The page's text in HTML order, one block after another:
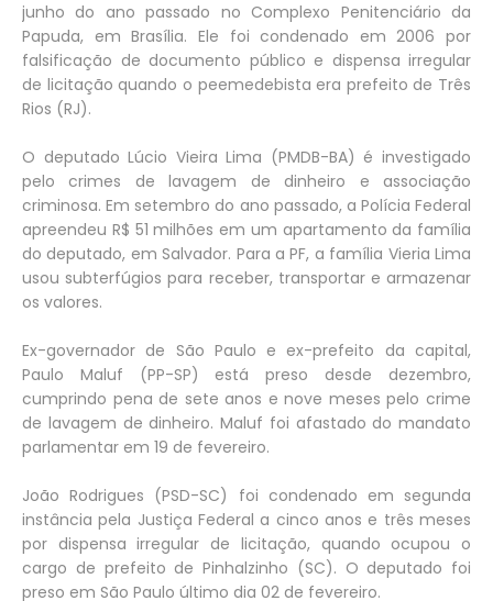
junho do ano passado no Complexo Penitenciário da
Papuda, em Brasília. Ele foi condenado em 2006 por
falsificação de documento público e dispensa irregular
de licitação quando o peemedebista era prefeito de Três
Rios (RJ).
O deputado Lúcio Vieira Lima (PMDB-BA) é investigado
pelo crimes de lavagem de dinheiro e associação
criminosa. Em setembro do ano passado, a Polícia Federal
apreendeu R$ 51 milhões em um apartamento da família
do deputado, em Salvador. Para a PF, a família Vieria Lima
usou subterfúgios para receber, transportar e armazenar
os valores.
Ex-governador de São Paulo e ex-prefeito da capital,
Paulo Maluf (PP-SP) está preso desde dezembro,
cumprindo pena de sete anos e nove meses pelo crime
de lavagem de dinheiro. Maluf foi afastado do mandato
parlamentar em 19 de fevereiro.
João Rodrigues (PSD-SC) foi condenado em segunda
instância pela Justiça Federal a cinco anos e três meses
por dispensa irregular de licitação, quando ocupou o
cargo de prefeito de Pinhalzinho (SC). O deputado foi
preso em São Paulo último dia 02 de fevereiro.